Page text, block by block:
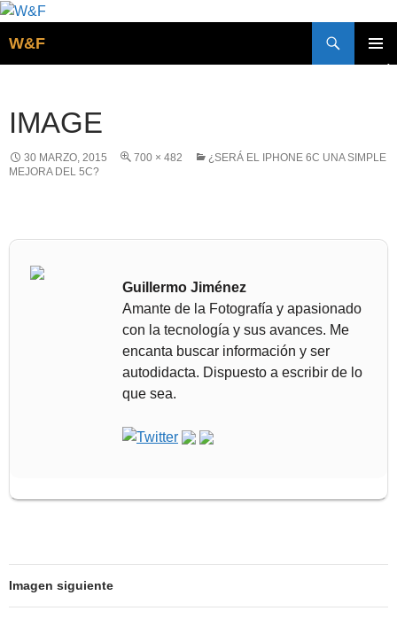
W&F
IMAGE
30 MARZO, 2015 700 × 482
¿SERÁ EL IPHONE 6C UNA SIMPLE
MEJORA DEL 5C?
Guillermo Jiménez
Amante de la Fotografía y apasionado
con la tecnología y sus avances. Me
encanta buscar información y ser
autodidacta. Dispuesto a escribir de lo
que sea.
Imagen siguiente